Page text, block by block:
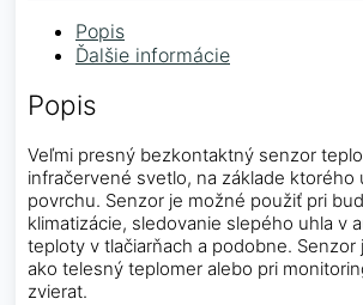
Popis
Ďalšie informácie
Popis
Veľmi presný bezkontaktný senzor
infračervené svetlo, na základe ktorého
povrchu. Senzor je možné použiť pri
klimatizácie, sledovanie slepého uhla v
teploty v tlačiarňach a podobne.
ako telesný teplomer alebo pri
zvierat.